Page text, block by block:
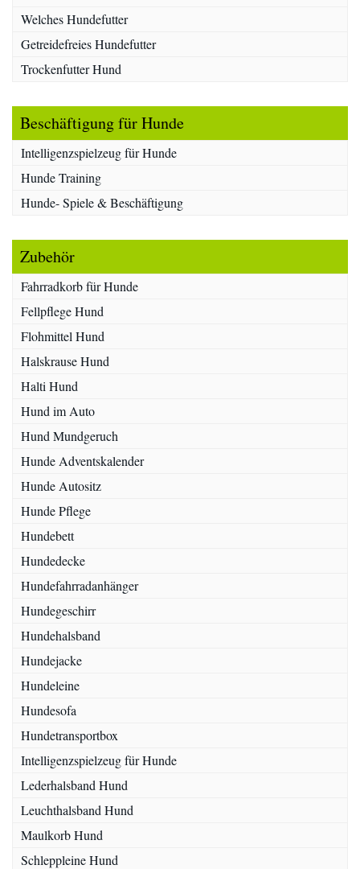
Welches Hundefutter
Getreidefreies Hundefutter
Trockenfutter Hund
Beschäftigung für Hunde
Intelligenzspielzeug für Hunde
Hunde Training
Hunde- Spiele & Beschäftigung
Zubehör
Fahrradkorb für Hunde
Fellpflege Hund
Flohmittel Hund
Halskrause Hund
Halti Hund
Hund im Auto
Hund Mundgeruch
Hunde Adventskalender
Hunde Autositz
Hunde Pflege
Hundebett
Hundedecke
Hundefahrradanhänger
Hundegeschirr
Hundehalsband
Hundejacke
Hundeleine
Hundesofa
Hundetransportbox
Intelligenzspielzeug für Hunde
Lederhalsband Hund
Leuchthalsband Hund
Maulkorb Hund
Schleppleine Hund